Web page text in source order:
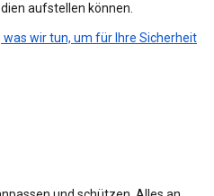
aufstellen können.
was wir tun, um für Ihre Sicherheit